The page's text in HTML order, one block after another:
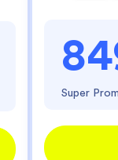
Super